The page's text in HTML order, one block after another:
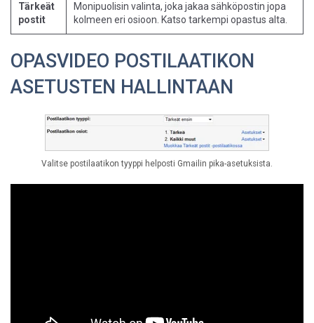
Tärkeät
postit
Monipuolisin valinta, joka jakaa sähköpostin jopa
kolmeen eri osioon. Katso tarkempi opastus alta.
OPASVIDEO POSTILAATIKON
ASETUSTEN HALLINTAAN
Valitse postilaatikon tyyppi helposti Gmailin pika-asetuksista.